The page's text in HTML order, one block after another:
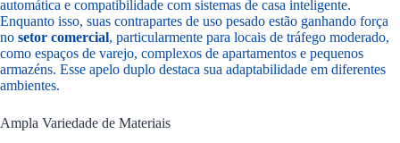
automática e compatibilidade com sistemas de casa inteligente.
Enquanto isso, suas contrapartes de uso pesado estão ganhando força
no setor comercial, particularmente para locais de tráfego moderado,
como espaços de varejo, complexos de apartamentos e pequenos
armazéns. Esse apelo duplo destaca sua adaptabilidade em diferentes
ambientes.
Ampla Variedade de Materiais